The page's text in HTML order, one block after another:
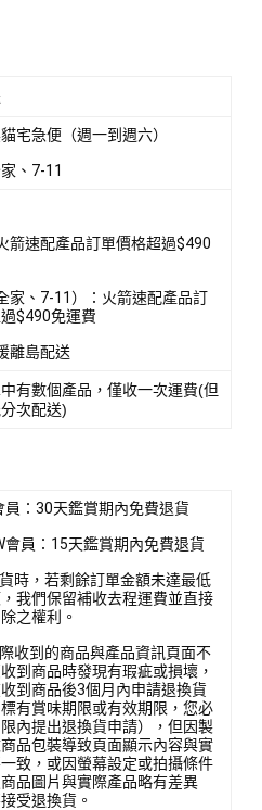
宅急便（週一到週六）
、7-11
箭速配產品訂單價格超過$490
家、7-11）：火箭速配產品訂
$490免運費
離島配送
有數個產品，僅收一次運費(但
次配送)
員：30天鑑賞期內免費退貨
會員：15天鑑賞期內免費退貨
時，若剩餘訂單金額未達最低
我們保留補收去程運費並直接
之權利。
收到的商品與產品資訊頁面不
到商品時發現有瑕疵或損壞，
到商品後3個月內申請退換貨
標有賞味期限或有效期限，您必
內提出退換貨申請），但因製
品包裝導致頁面顯示內容與實
致，或因螢幕設定或拍攝條件
品圖片與實際產品略有差異
受退換貨。